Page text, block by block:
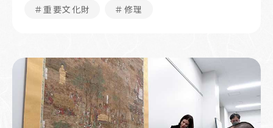
＃重要文化財 ＃修理